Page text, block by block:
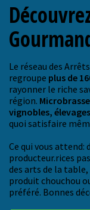
Le réseau des
regroupe plus de
rayonner le riche
région.
vignobles,
quoi satisfaire
Ce qui vous attend:
producteur.rices
des arts de la
produit chouchou
préféré. Bonnes